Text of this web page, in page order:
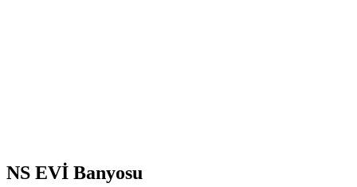
NS EVİ Banyosu